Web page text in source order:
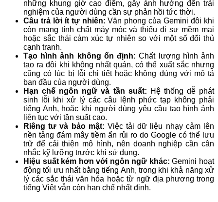
những khung giờ cao điểm, gây ảnh hưởng đến trải
nghiệm của người dùng cần sự phản hồi tức thời.
Câu trả lời ít tự nhiên: Văn phong của Gemini đôi khi
còn mang tính chất máy móc và thiếu đi sự mềm mại
hoặc sắc thái cảm xúc tự nhiên so với một số đối thủ
cạnh tranh.
Tạo hình ảnh không ổn định: Chất lượng hình ảnh
tạo ra đôi khi không nhất quán, có thể xuất sắc nhưng
cũng có lúc bị lỗi chi tiết hoặc không đúng với mô tả
ban đầu của người dùng.
Hạn chế ngôn ngữ và tần suất: Hệ thống dễ phát
sinh lỗi khi xử lý các câu lệnh phức tạp không phải
tiếng Anh, hoặc khi người dùng yêu cầu tạo hình ảnh
liên tục với tần suất cao.
Riêng tư và bảo mật: Việc tải dữ liệu nhạy cảm lên
nền tảng đám mây tiềm ẩn rủi ro do Google có thể lưu
trữ để cải thiện mô hình, nên doanh nghiệp cần cân
nhắc kỹ lưỡng trước khi sử dụng.
Hiệu suất kém hơn với ngôn ngữ khác: Gemini hoạt
động tối ưu nhất bằng tiếng Anh, trong khi khả năng xử
lý các sắc thái văn hóa hoặc từ ngữ địa phương trong
tiếng Việt vẫn còn hạn chế nhất định.